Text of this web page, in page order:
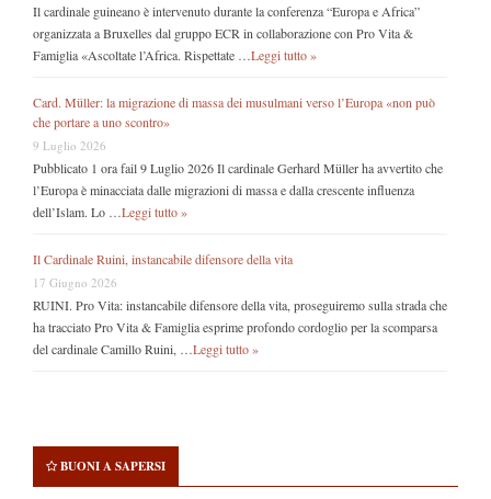
Il cardinale guineano è intervenuto durante la conferenza “Europa e Africa”
organizzata a Bruxelles dal gruppo ECR in collaborazione con Pro Vita &
Famiglia «Ascoltate l’Africa. Rispettate … Leggi tutto »
Card. Müller: la migrazione di massa dei musulmani verso l’Europa «non può
che portare a uno scontro»
9 Luglio 2026
Pubblicato 1 ora fail 9 Luglio 2026 Il cardinale Gerhard Müller ha avvertito che
l’Europa è minacciata dalle migrazioni di massa e dalla crescente influenza
dell’Islam. Lo … Leggi tutto »
Il Cardinale Ruini, instancabile difensore della vita
17 Giugno 2026
RUINI. Pro Vita: instancabile difensore della vita, proseguiremo sulla strada che
ha tracciato Pro Vita & Famiglia esprime profondo cordoglio per la scomparsa
del cardinale Camillo Ruini, … Leggi tutto »
BUONI A SAPERSI